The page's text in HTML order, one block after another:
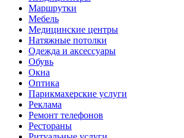
Маршрутки
Мебель
Медицинские центры
Натяжные потолки
Одежда и аксессуары
Обувь
Окна
Оптика
Парикмахерские услуги
Реклама
Ремонт телефонов
Рестораны